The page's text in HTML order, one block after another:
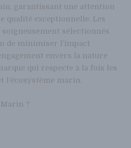
garantissant une attention
qualité exceptionnelle. Les
sélectionnés
de minimiser l’impact
envers la nature
qui respecte à la fois les
l’écosystème marin.
?